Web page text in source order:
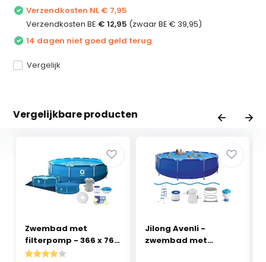
Verzendkosten NL € 7,95
Verzendkosten BE € 12,95 (zwaar BE € 39,95)
14 dagen niet goed geld terug
Vergelijk
Vergelijkbare producten
Zwembad met
filterpomp - 366 x 76
cm ...
Jilong Avenli -
zwembad met